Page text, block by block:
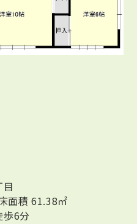
面積 61.38㎡
歩6分